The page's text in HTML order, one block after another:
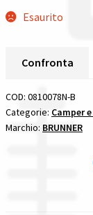
Spedizioni in europa
Spedizioni in italia
Tutte le
Esaurito
Confronta
COD: 0810078N-B
Categorie: Camper
Marchio: BRUNNER